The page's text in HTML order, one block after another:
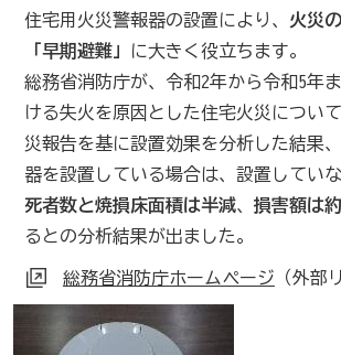
住宅用火災警報器の設置により、 火災
「早期避難」
に大きく役立ちます。
総務省消防庁が、令和2年から令和5年
ける失火を原因とした住宅火災につい
災報告を基に設置効果を分析した結果
器を設置している場合は、設置してい
死者数と焼損床面積は半減、 損害額は
るとの分析結果が出ました。
総務省消防庁ホームページ （外部